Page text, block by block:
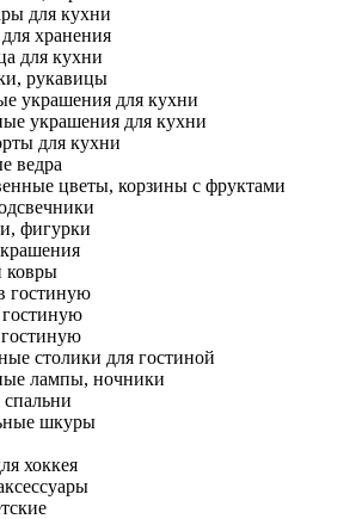
для кухни
хранения
для кухни
рукавицы
украшения для кухни
украшения для кухни
для кухни
ведра
цветы, корзины с фруктами
фигурки
гостиную
столики для гостиной
лампы, ночники
шкуры
хоккея